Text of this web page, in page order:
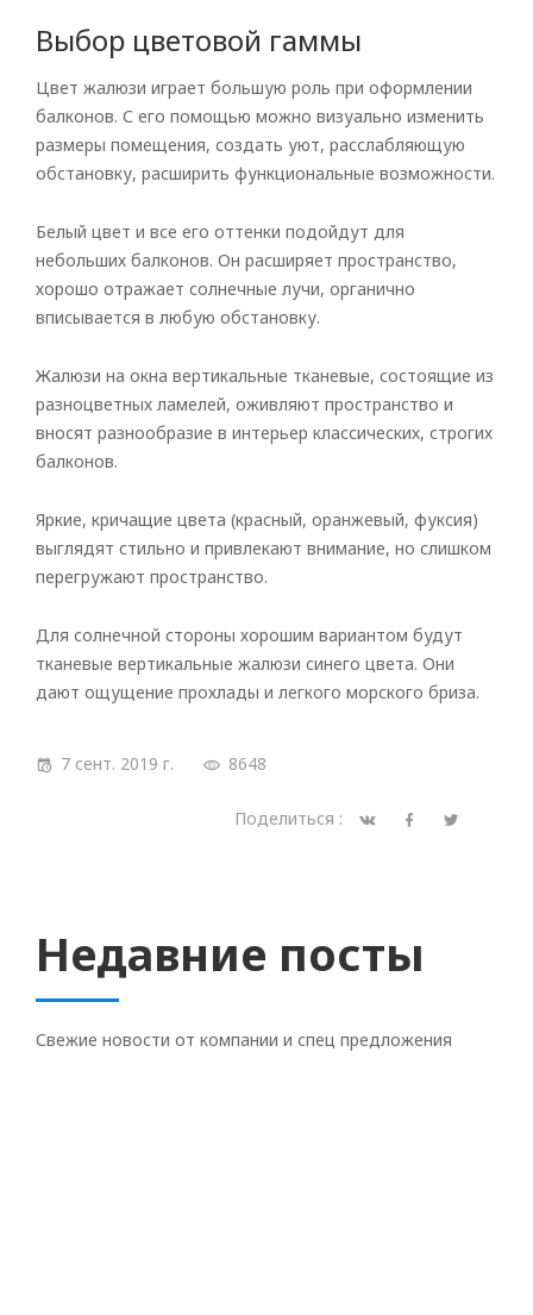
Выбор цветовой гаммы
Цвет жалюзи играет большую роль при оформлении
балконов. С его помощью можно визуально изменить
размеры помещения, создать уют, расслабляющую
обстановку, расширить функциональные возможности.
Белый цвет и все его оттенки подойдут для
небольших балконов. Он расширяет пространство,
хорошо отражает солнечные лучи, органично
вписывается в любую обстановку.
Жалюзи на окна вертикальные тканевые, состоящие из
разноцветных ламелей, оживляют пространство и
вносят разнообразие в интерьер классических, строгих
балконов.
Яркие, кричащие цвета (красный, оранжевый, фуксия)
выглядят стильно и привлекают внимание, но слишком
перегружают пространство.
Для солнечной стороны хорошим вариантом будут
тканевые вертикальные жалюзи синего цвета. Они
дают ощущение прохлады и легкого морского бриза.
7 сент. 2019 г. 8648
Поделиться :
Недавние посты
Свежие новости от компании и спец предложения